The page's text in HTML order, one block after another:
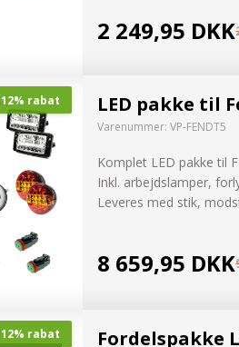
2 249,95 DKK
12% rabat LED pakke til
Varenummer: VP-FENDT5
Komplet LED pakke til
Inkl. arbejdslamper,
Leveres med stik,
8 659,95 DKK
12% rabat
Fordelspakke